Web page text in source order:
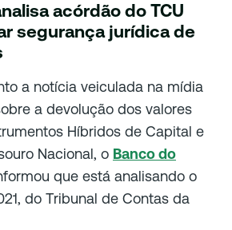
acórdão do TCU
segurança jurídica de
a notícia veiculada na mídia
a devolução dos valores
Híbridos de Capital e
Nacional, o Banco do
que está analisando o
do Tribunal de Contas da